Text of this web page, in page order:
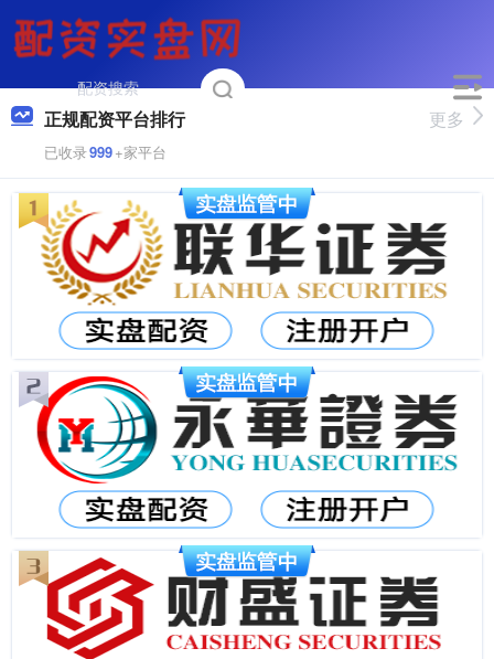
正规配资平台排行
已收录999+家平台
更多